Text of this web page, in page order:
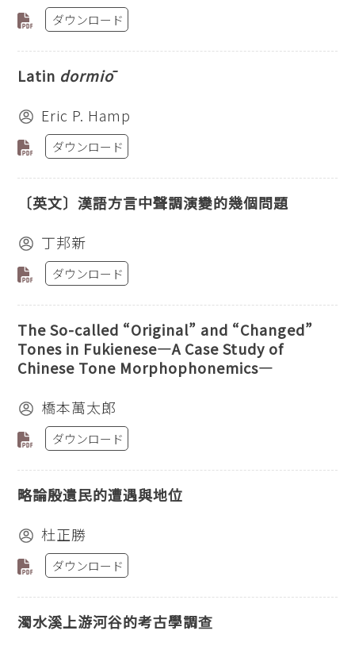
ダウンロード
Latin dormiō
Eric P. Hamp
ダウンロード
〔英文〕漢語方言中聲調演變的幾個問題
丁邦新
ダウンロード
The So-called “Original” and “Changed”
Tones in Fukienese—A Case Study of
Chinese Tone Morphophonemics—
橋本萬太郎
ダウンロード
略論殷遺民的遭遇與地位
杜正勝
ダウンロード
濁水溪上游河谷的考古學調查